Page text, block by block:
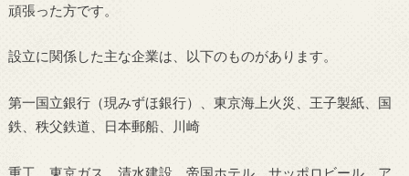
頑張った方です。
設立に関係した主な企業は、以下のものがあります。
第一国立銀行（現みずほ銀行）、東京海上火災、王子製紙、国
鉄、秩父鉄道、日本郵船、川崎
重工、東京ガス、清水建設、帝国ホテル、サッポロビール、ア